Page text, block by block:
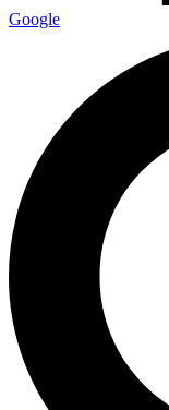
Google